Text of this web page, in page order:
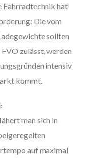
Fahrradtechnik hat
Die vom
sollten
FVO zulässt, werden
intensiv
kommt.
man sich in
auf maximal